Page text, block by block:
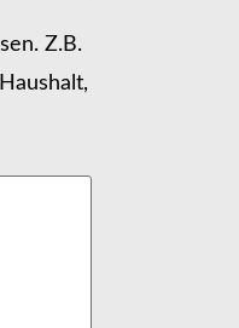
Z.B.